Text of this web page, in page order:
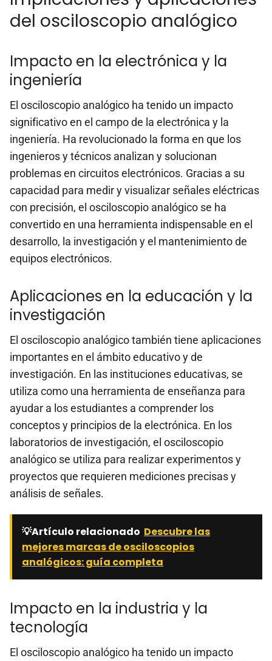
del osciloscopio analógico
Impacto en la electrónica y la
ingeniería
El osciloscopio analógico ha tenido un impacto
significativo en el campo de la electrónica y la
ingeniería. Ha revolucionado la forma en que los
ingenieros y técnicos analizan y solucionan
problemas en circuitos electrónicos. Gracias a su
capacidad para medir y visualizar señales eléctricas
con precisión, el osciloscopio analógico se ha
convertido en una herramienta indispensable en el
desarrollo, la investigación y el mantenimiento de
equipos electrónicos.
Aplicaciones en la educación y la
investigación
El osciloscopio analógico también tiene aplicaciones
importantes en el ámbito educativo y de
investigación. En las instituciones educativas, se
utiliza como una herramienta de enseñanza para
ayudar a los estudiantes a comprender los
conceptos y principios de la electrónica. En los
laboratorios de investigación, el osciloscopio
analógico se utiliza para realizar experimentos y
proyectos que requieren mediciones precisas y
análisis de señales.
💡Artículo relacionado Descubre las
mejores marcas de osciloscopios
analógicos: guía completa
Impacto en la industria y la
tecnología
El osciloscopio analógico ha tenido un impacto